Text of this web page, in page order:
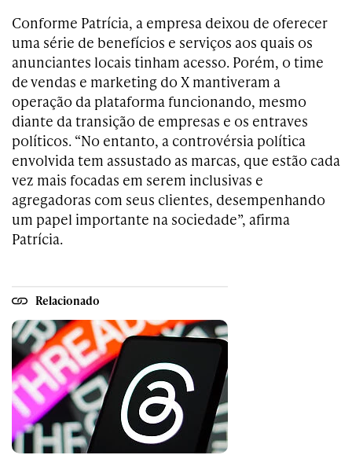
Conforme Patrícia, a empresa deixou de oferecer
uma série de benefícios e serviços aos quais os
anunciantes locais tinham acesso. Porém, o time
de vendas e marketing do X mantiveram a
operação da plataforma funcionando, mesmo
diante da transição de empresas e os entraves
políticos. “No entanto, a controvérsia política
envolvida tem assustado as marcas, que estão cada
vez mais focadas em serem inclusivas e
agregadoras com seus clientes, desempenhando
um papel importante na sociedade”, afirma
Patrícia.
Relacionado